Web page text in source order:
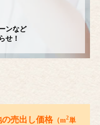
ンなど
せ！
売出し価格 （m2単